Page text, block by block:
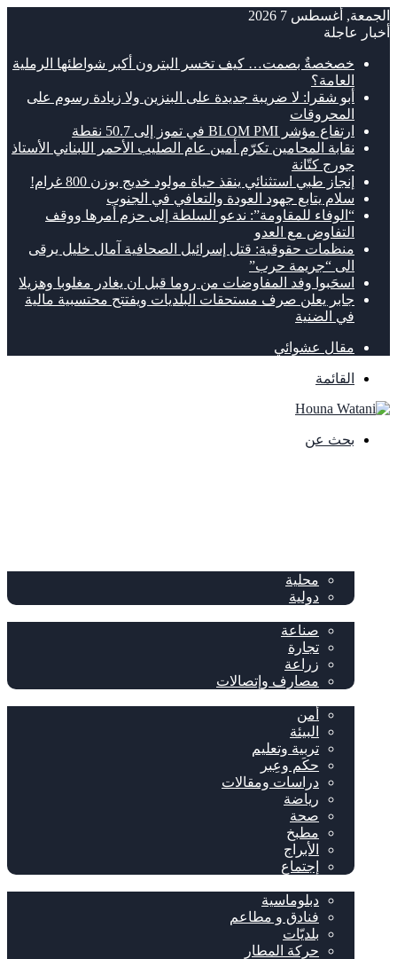
الجمعة, أغسطس 7 2026
أخبار عاجلة
خصخصةٌ بصمت… كيف تخسر البترون أكبر شواطئها الرملية
العامة؟
أبو شقرا: لا ضريبة جديدة على البنزين ولا زيادة رسوم على
المحروقات
ارتفاع مؤشر BLOM PMI في تموز إلى 50.7 نقطة
نقابة المحامين تكرّم أمين عام الصليب الأحمر اللبناني الأستاذ
جورج كتّانة
إنجاز طبي استثنائي ينقذ حياة مولود خديج بوزن 800 غرام!
سلام يتابع جهود العودة والتعافي في الجنوب
“الوفاء للمقاومة”: ندعو السلطة إلى حزم أمرها ووقف
التفاوض مع العدو
منظمات حقوقية: قتل إسرائيل الصحافية آمال خليل يرقى
الى “جريمة حرب”
اسحَبوا وفد المفاوضات من روما قبل ان يغادر مغلوبا وهزيلا
جابر يعلن صرف مستحقات البلديات ويفتتح محتسبية مالية
في الضنية
مقال عشوائي
القائمة
بحث عن
محلية
دولية
صناعة
تجارة
زراعة
مصارف وإتصالات
أمن
البيئة
تربية وتعليم
حكَم وعِبر
دراسات ومقالات
رياضة
صحة
مطبخ
الأبراج
إجتماع
دبلوماسية
فنادق و مطاعم
بلديّات
حركة المطار